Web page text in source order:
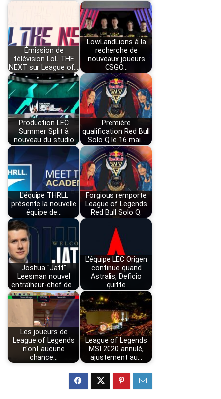
Émission de
télévision LoL THE
NEXT sur League of…
LowLandLions à la
recherche de
nouveaux joueurs
CSGO…
Production LEC
Summer Split à
nouveau du studio
Première
qualification Red Bull
Solo Q le 16 mai…
L'équipe THRLL
présente la nouvelle
équipe de…
Forgious remporte
League of Legends
Red Bull Solo Q.
Joshua "Jatt"
Leesman nouvel
entraîneur-chef de…
L'équipe LEC Origen
continue quand
Astralis, Deficio
quitte
Les joueurs de
League of Legends
n'ont aucune
chance…
League of Legends
MSI 2020 annulé,
ajustement au…